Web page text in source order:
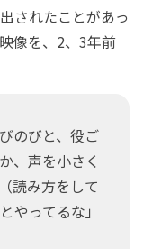
されたことがあっ
像を、2、3年前
のびと、役ご
、声を小さく
読み方をして
やってるな」